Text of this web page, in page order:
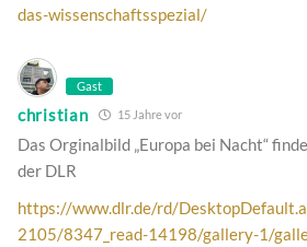
das-wissenschaftsspezial/
Gast
christian 15 Jahre vor
Das Orginalbild „Europa bei Nacht“
der DLR
https://www.dlr.de/rd/
2105/8347_read-14198/gallery-1/